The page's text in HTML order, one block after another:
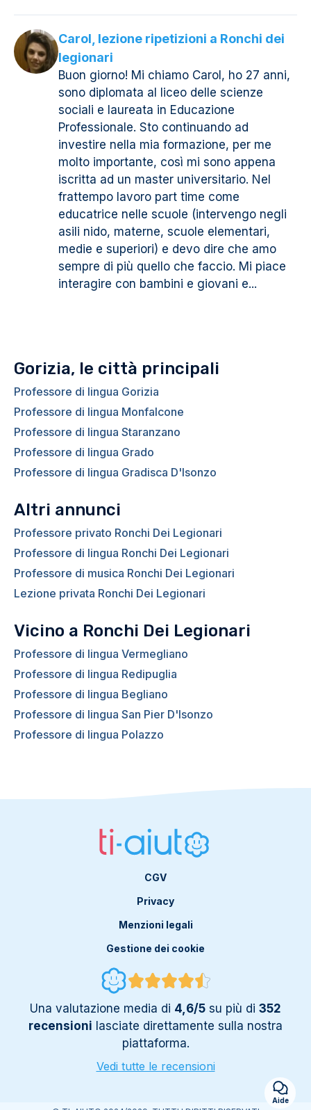
Carol, lezione ripetizioni a Ronchi dei
legionari
Buon giorno! Mi chiamo Carol, ho 27 anni,
sono diplomata al liceo delle scienze
sociali e laureata in Educazione
Professionale. Sto continuando ad
investire nella mia formazione, per me
molto importante, così mi sono appena
iscritta ad un master universitario. Nel
frattempo lavoro part time come
educatrice nelle scuole (intervengo negli
asili nido, materne, scuole elementari,
medie e superiori) e devo dire che amo
sempre di più quello che faccio. Mi piace
interagire con bambini e giovani e...
Gorizia, le città principali
Professore di lingua Gorizia
Professore di lingua Monfalcone
Professore di lingua Staranzano
Professore di lingua Grado
Professore di lingua Gradisca D'Isonzo
Altri annunci
Professore privato Ronchi Dei Legionari
Professore di lingua Ronchi Dei Legionari
Professore di musica Ronchi Dei Legionari
Lezione privata Ronchi Dei Legionari
Vicino a Ronchi Dei Legionari
Professore di lingua Vermegliano
Professore di lingua Redipuglia
Professore di lingua Begliano
Professore di lingua San Pier D'Isonzo
Professore di lingua Polazzo
CGV
Privacy
Menzioni legali
Gestione dei cookie
Una valutazione media di 4,6/5 su più di 352
recensioni lasciate direttamente sulla nostra
piattaforma.
Vedi tutte le recensioni
Aide